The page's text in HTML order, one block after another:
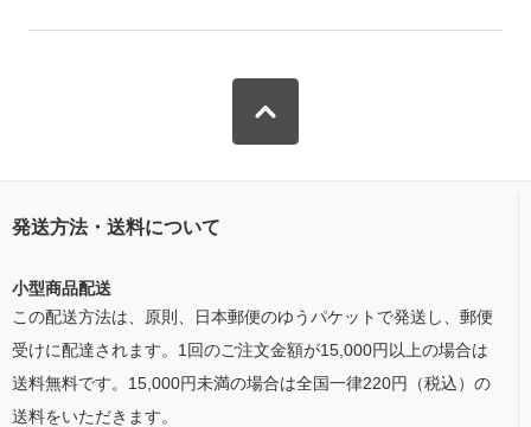
発送方法・送料について
小型商品配送
この配送方法は、原則、日本郵便のゆうパケットで発送し、郵便
受けに配達されます。1回のご注文金額が15,000円以上の場合は
送料無料です。15,000円未満の場合は全国一律220円（税込）の
送料をいただきます。